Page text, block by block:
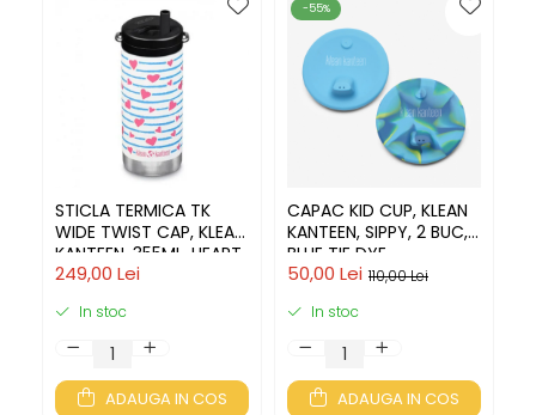
STICLA TERMICA TK
WIDE TWIST CAP, KLEAN
KANTEEN, 355ML, HEART
STRIPE
249,00 Lei
In stoc
ADAUGA IN COS
-55%
CAPAC KID CUP, KLEAN
KANTEEN, SIPPY, 2 BUC,
BLUE TIE DYE
110,00 Lei
50,00 Lei
In stoc
ADAUGA IN COS